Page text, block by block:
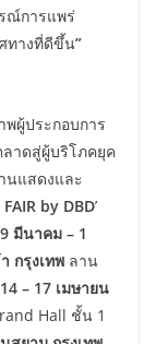
ณ์การแพร่
ทางที่ดีขึ้น”
ผู้ประกอบการ
าดสู่ผู้บริโภคยุค
นแสดงและ
FAIR by DBD’
มีนาคม – 1
กรุงเทพ ลาน
– 17 เมษายน
Hall ชั้น 1